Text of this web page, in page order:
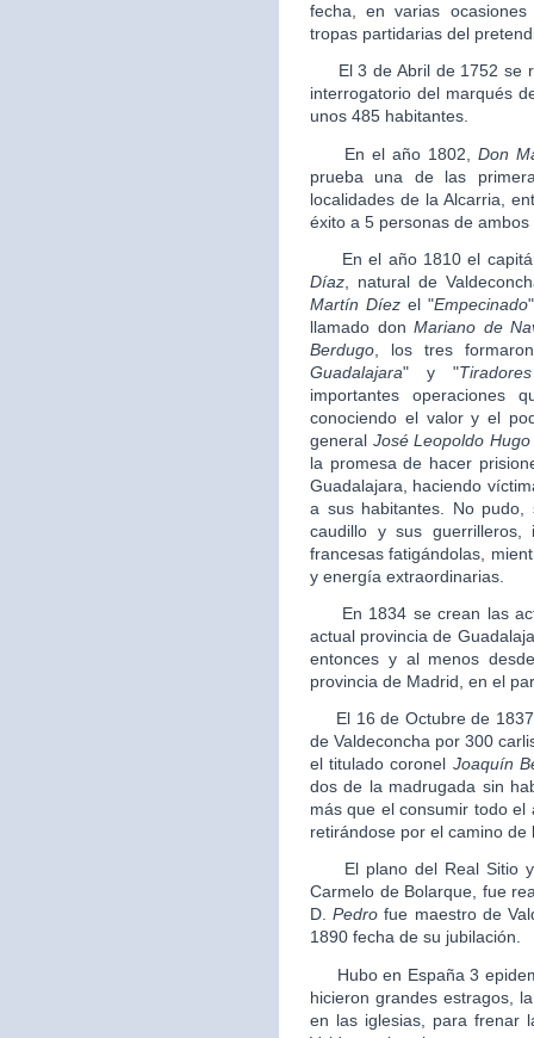
fecha, en varias
tropas partidarias del
El 3 de Abril de 1752 se
interrogatorio del marqués
unos 485 habitantes.
En el año 1802, Don
prueba una de las
localidades de la Alcarria,
éxito a 5 personas de ambos
En el año 1810 el
Díaz , natural de
Martín Díez el "Empecinado
llamado donMariano de
Berdugo , los tres
Guadalajara" y "
importantes
conociendo el valor y el
general José Leopoldo Hugo
la promesa de hacer
Guadalajara, haciendo
a sus habitantes. No pudo,
caudillo y sus guerrilleros,
francesas fatigándolas,
y energía extraordinarias.
En 1834 se crean las
actual provincia de
entonces y al menos
provincia de Madrid, en el
El 16 de Octubre de 1837
de Valdeconcha por 300
el titulado coronel Joaquín
dos de la madrugada sin
más que el consumir todo
retirándose por el camino de
El plano del Real Sitio y
Carmelo de Bolarque, fue
D.Pedro fue maestro de
1890 fecha de su jubilación.
Hubo en España 3
hicieron grandes estragos,
en las iglesias, para frenar